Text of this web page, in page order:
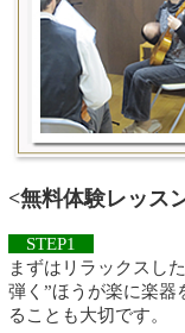
<無料体験レッス
STEP1
まずはリラックスし
弾く”ほうが楽に楽器
ることも大切です。